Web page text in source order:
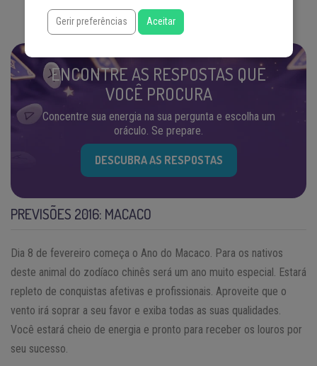
ENCONTRE AS RESPOSTAS QUE
VOCÊ PROCURA
Concentre sua energia na sua pergunta e escolha um
oráculo. Se prepare.
DESCUBRA AS RESPOSTAS
PREVISÕES 2016: MACACO
Dia 8 de fevereiro começa o Ano do Macaco. Para os nativos
deste animal do zodíaco chinês será um ano muito especial. Estará
repleto de conquistas afetivas e profissionais. Aproveite que o
vento irá soprar a seu favor e exiba todas as suas qualidades.
Você estará cheio de energia e pronto para receber os louros por
seu sucesso.
Gerir preferências Aceitar